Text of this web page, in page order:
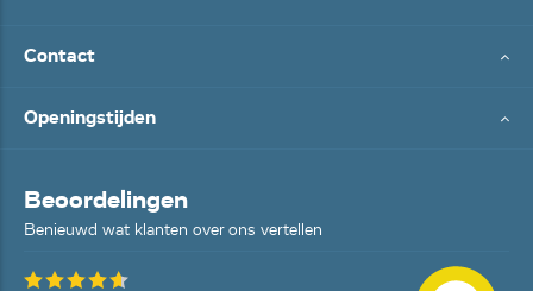
Contact
Openingstijden
Beoordelingen
Benieuwd wat klanten over ons vertellen